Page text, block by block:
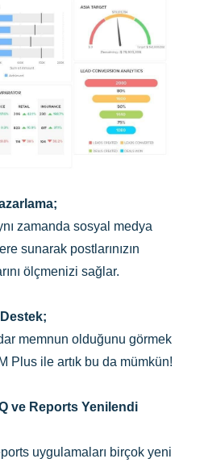
zamanda sosyal medya
sunarak postlarınızın
ölçmenizi sağlar.
Destek;
memnun olduğunu görmek
Plus ile artık bu da mümkün!
ve Reports Yenilendi
uygulamaları birçok yeni